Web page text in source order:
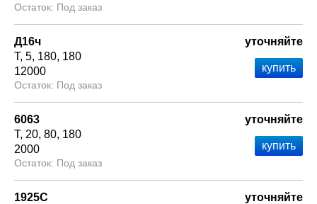
Под заказ
Д16ч
Т 5 180 180
12000
Под заказ
уточняйте
6063
Т 20 80 180
2000
Под заказ
уточняйте
1925С
уточняйте